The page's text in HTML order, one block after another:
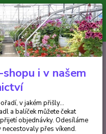
z e-shopu je 300 Kč.
opadl a balíček můžete čekat
objednávky. Objednávky
jakém přišly...
Hledat
0ks
za0 Kč
i v našem
v jakém přišly...
a balíček můžete čekat
objednávky. Odesíláme
přes víkend.